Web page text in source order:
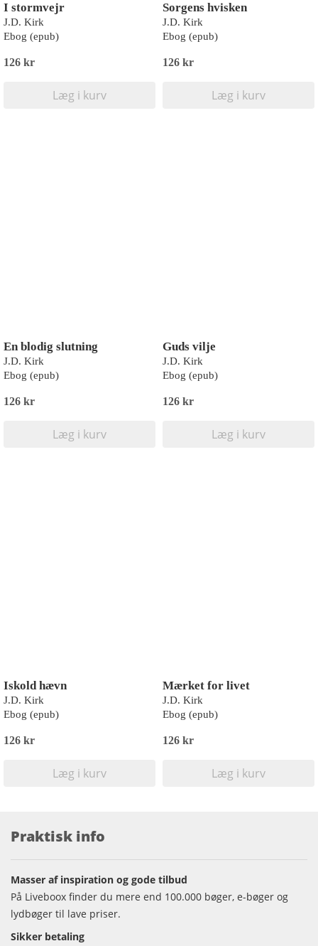
I stormvejr
J.D. Kirk
Ebog (epub)
126 kr
Læg i kurv
Sorgens hvisken
J.D. Kirk
Ebog (epub)
126 kr
Læg i kurv
En blodig slutning
J.D. Kirk
Ebog (epub)
126 kr
Læg i kurv
Guds vilje
J.D. Kirk
Ebog (epub)
126 kr
Læg i kurv
Iskold hævn
J.D. Kirk
Ebog (epub)
126 kr
Læg i kurv
Mærket for livet
J.D. Kirk
Ebog (epub)
126 kr
Læg i kurv
Praktisk info
Masser af inspiration og gode tilbud
På Liveboox finder du mere end 100.000 bøger, e-bøger og
lydbøger til lave priser.
Sikker betaling